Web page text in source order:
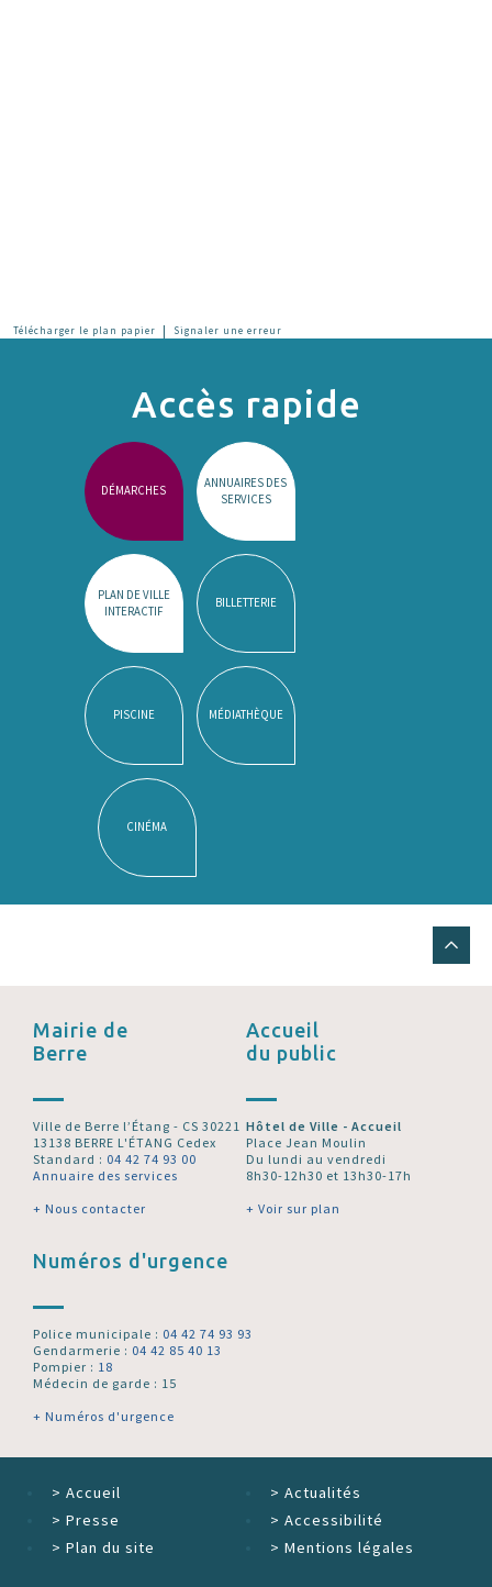
Télécharger le plan papier | Signaler une erreur
Accès rapide
DÉMARCHES
ANNUAIRES DES
SERVICES
PLAN DE VILLE
INTERACTIF
BILLETTERIE
PISCINE MÉDIATHÈQUE
CINÉMA
Mairie de
Berre
Ville de Berre l’Étang - CS 30221
13138 BERRE L'ÉTANG Cedex
Standard : 04 42 74 93 00
Annuaire des services
+ Nous contacter
Accueil
du public
Hôtel de Ville - Accueil
Place Jean Moulin
Du lundi au vendredi
8h30-12h30 et 13h30-17h
+ Voir sur plan
Numéros d'urgence
Police municipale : 04 42 74 93 93
Gendarmerie : 04 42 85 40 13
Pompier : 18
Médecin de garde : 15
+ Numéros d'urgence
> Accueil > Actualités
> Presse > Accessibilité
> Plan du site > Mentions légales